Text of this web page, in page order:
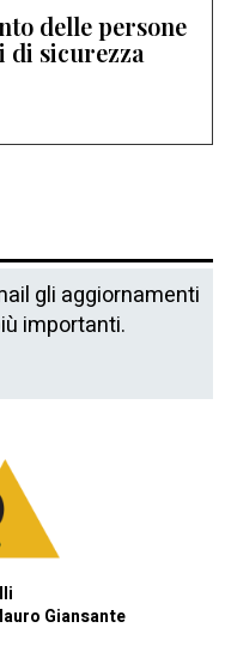
delle persone
di sicurezza
gli aggiornamenti
importanti.
Giansante